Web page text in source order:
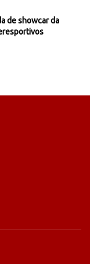
de showcar da